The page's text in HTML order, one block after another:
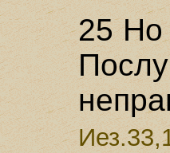
25 Но